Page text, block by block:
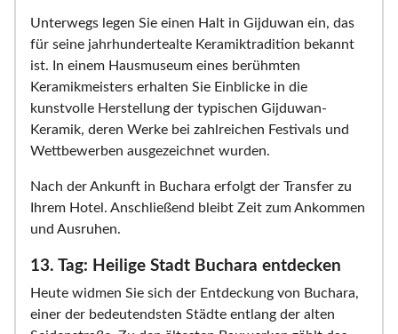
Unterwegs legen Sie einen Halt in Gijduwan ein, das
für seine jahrhundertealte Keramiktradition bekannt
ist. In einem Hausmuseum eines berühmten
Keramikmeisters erhalten Sie Einblicke in die
kunstvolle Herstellung der typischen Gijduwan-
Keramik, deren Werke bei zahlreichen Festivals und
Wettbewerben ausgezeichnet wurden.
Nach der Ankunft in Buchara erfolgt der Transfer zu
Ihrem Hotel. Anschließend bleibt Zeit zum Ankommen
und Ausruhen.
13. Tag: Heilige Stadt Buchara entdecken
Heute widmen Sie sich der Entdeckung von Buchara,
einer der bedeutendsten Städte entlang der alten